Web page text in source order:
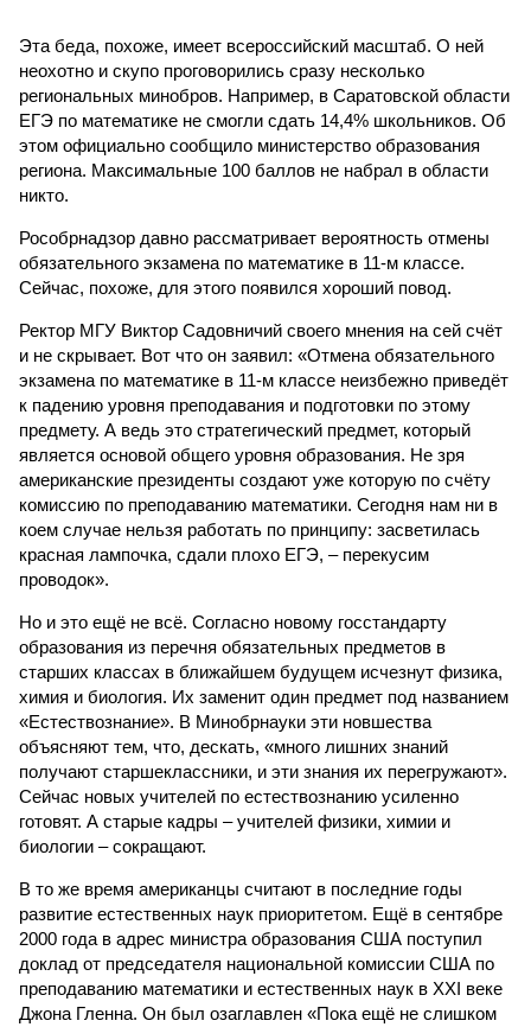
Эта беда, похоже, имеет всероссийский масштаб. О ней
неохотно и скупо проговорились сразу несколько
региональных минобров. Например, в Саратовской области
ЕГЭ по математике не смогли сдать 14,4% школьников. Об
этом официально сообщило министерство образования
региона. Максимальные 100 баллов не набрал в области
никто.
Рособрнадзор давно рассматривает вероятность отмены
обязательного экзамена по математике в 11-м классе.
Сейчас, похоже, для этого появился хороший повод.
Ректор МГУ Виктор Садовничий своего мнения на сей счёт
и не скрывает. Вот что он заявил: «Отмена обязательного
экзамена по математике в 11-м классе неизбежно приведёт
к падению уровня преподавания и подготовки по этому
предмету. А ведь это стратегический предмет, который
является основой общего уровня образования. Не зря
американские президенты создают уже которую по счёту
комиссию по преподаванию математики. Сегодня нам ни в
коем случае нельзя работать по принципу: засветилась
красная лампочка, сдали плохо ЕГЭ, – перекусим
проводок».
Но и это ещё не всё. Согласно новому госстандарту
образования из перечня обязательных предметов в
старших классах в ближайшем будущем исчезнут физика,
химия и биология. Их заменит один предмет под названием
«Естествознание». В Минобрнауки эти новшества
объясняют тем, что, дескать, «много лишних знаний
получают старшеклассники, и эти знания их перегружают».
Сейчас новых учителей по естествознанию усиленно
готовят. А старые кадры – учителей физики, химии и
биологии – сокращают.
В то же время американцы считают в последние годы
развитие естественных наук приоритетом. Ещё в сентябре
2000 года в адрес министра образования США поступил
доклад от председателя национальной комиссии США по
преподаванию математики и естественных наук в XXI веке
Джона Гленна. Он был озаглавлен «Пока ещё не слишком